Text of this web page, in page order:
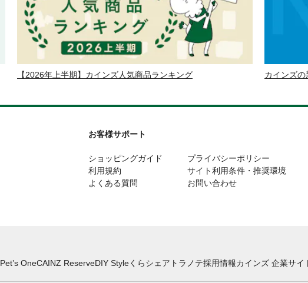
【2026年上半期】カインズ人気商品ランキング カインズ
お客様サポート
ショッピングガイド
利用規約
よくある質問
プライバシーポリシー
サイト利用条件・推奨環境
お問い合わせ
Pet’s OneCAINZ ReserveDIY Styleくらシェア トラノテ採用情報カインズ 企業サイ